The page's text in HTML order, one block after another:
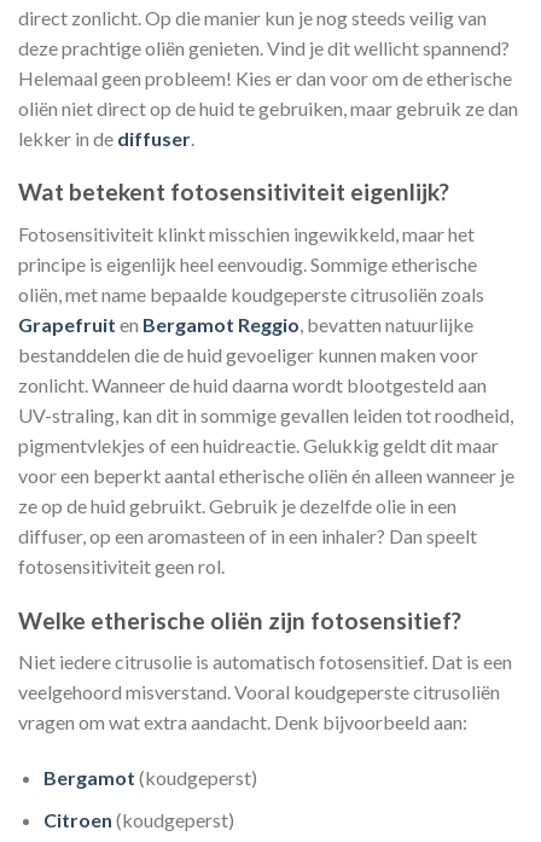
direct zonlicht. Op die manier kun je nog steeds veilig van
deze prachtige oliën genieten. Vind je dit wellicht spannend?
Helemaal geen probleem! Kies er dan voor om de etherische
oliën niet direct op de huid te gebruiken, maar gebruik ze dan
lekker in de diffuser
Wat betekent fotosensitiviteit eigenlijk?
Fotosensitiviteit klinkt misschien ingewikkeld, maar het
principe is eigenlijk heel eenvoudig. Sommige etherische
oliën, met name bepaalde koudgeperste citrusoliën zoals
Grapefruit en Bergamot Reggio, bevatten natuurlijke
bestanddelen die de huid gevoeliger kunnen maken voor
zonlicht. Wanneer de huid daarna wordt blootgesteld aan
UV-straling, kan dit in sommige gevallen leiden tot roodheid,
pigmentvlekjes of een huidreactie. Gelukkig geldt dit maar
voor een beperkt aantal etherische oliën én alleen wanneer je
ze op de huid gebruikt. Gebruik je dezelfde olie in een
diffuser, op een aromasteen of in een inhaler? Dan speelt
fotosensitiviteit geen rol.
Welke etherische oliën zijn fotosensitief?
Niet iedere citrusolie is automatisch fotosensitief. Dat is een
veelgehoord misverstand. Vooral koudgeperste citrusoliën
vragen om wat extra aandacht. Denk bijvoorbeeld aan:
Bergamot (koudgeperst)
Citroen (koudgeperst)